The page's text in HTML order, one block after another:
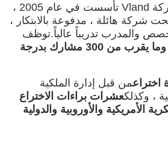
على الرغم من أن شركة Vland تأسست في عام 2005 ،
شركة هائلة ، مدفوعة بالابتكار ،
والمدرب تدريباً عالياً.توظف
26 دكتوراه وما يقرب من 300 مشارك بدرجة
من قبل إدارة الملكية
، وكذلكعشرات براءات الاختراع
الأمريكية والأوروبية والدولية